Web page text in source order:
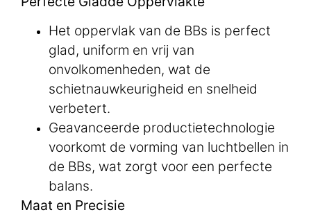
Het oppervlak van de BBs is perfect
glad, uniform en vrij van
onvolkomenheden, wat de
schietnauwkeurigheid en snelheid
verbetert.
Geavanceerde productietechnologie
voorkomt de vorming van luchtbellen in
de BBs, wat zorgt voor een perfecte
balans.
Maat en Precisie